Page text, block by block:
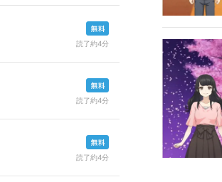
読了約4分
読了約4分
読了約4分